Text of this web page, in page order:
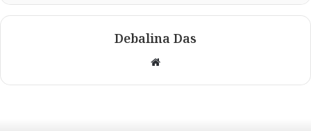
Debalina Das
Website